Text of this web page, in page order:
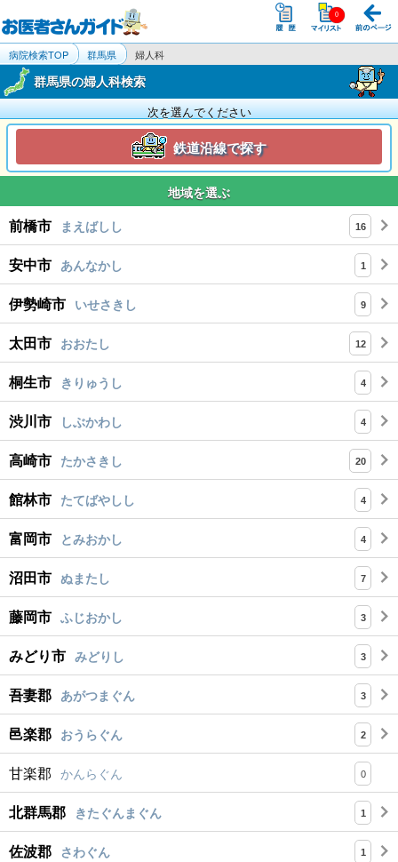
病院検索TOP 群馬県 婦人科
群馬県の婦人科検索
次を選んでください
鉄道沿線で探す
地域を選ぶ
前橋市 まえばしし 16
安中市 あんなかし 1
伊勢崎市 いせさきし 9
太田市 おおたし 12
桐生市 きりゅうし 4
渋川市 しぶかわし 4
高崎市 たかさきし 20
館林市 たてばやしし 4
富岡市 とみおかし 4
沼田市 ぬまたし 7
藤岡市 ふじおかし 3
みどり市 みどりし 3
吾妻郡 あがつまぐん 3
邑楽郡 おうらぐん 2
甘楽郡 かんらぐん 0
北群馬郡 きたぐんまぐん 1
佐波郡 さわぐん 1